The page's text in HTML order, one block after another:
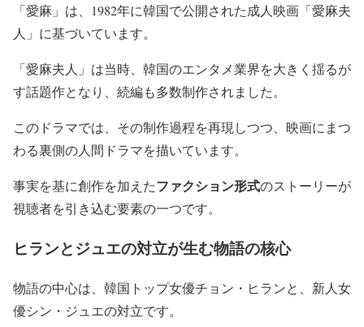
「愛麻」は、1982年に韓国で公開された成人映画「愛麻夫
人」に基づいています。
「愛麻夫人」は当時、韓国のエンタメ業界を大きく揺るが
す話題作となり、続編も多数制作されました。
このドラマでは、その制作過程を再現しつつ、映画にまつ
わる裏側の人間ドラマを描いています。
事実を基に創作を加えたファクション形式のストーリーが
視聴者を引き込む要素の一つです。
ヒランとジュエの対立が生む物語の核心
物語の中心は、韓国トップ女優チョン・ヒランと、新人女
優シン・ジュエの対立です。